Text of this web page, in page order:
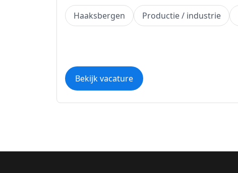
Haaksbergen Productie / industrie
Bekijk vacature